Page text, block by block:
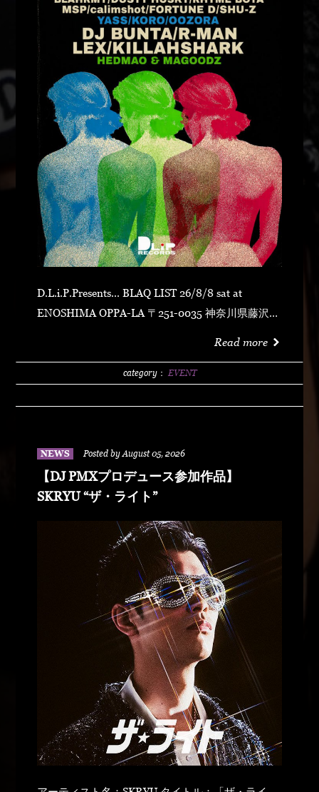
D.L.i.P.Presents... BLAQ LIST 26/8/8 sat at
ENOSHIMA OPPA-LA 〒251-0035 神奈川県藤沢市
2500/1dLADY'S FREE HOTTS GUEST DJ PMX
MANLEXKILLAHSHARKHEDMAO & MAGOODZ
Read more
category： EVENT
NEWS Posted by August 05, 2026
【DJ PMXプロデュース参加作品】
SKRYU “ザ・ライト”